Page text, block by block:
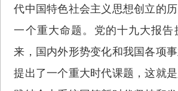
代中国特色社会主义思想创立的
一个重大命题。党的十九大报告
来，国内外形势变化和我国各项
提出了一个重大时代课题，这就